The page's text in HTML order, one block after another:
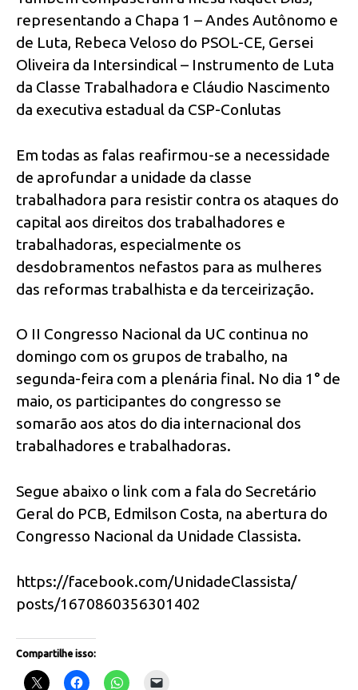
representando a Chapa 1 – Andes Autônomo e
de Luta, Rebeca Veloso do PSOL-CE, Gersei
Oliveira da Intersindical – Instrumento de Luta
da Classe Trabalhadora e Cláudio Nascimento
da executiva estadual da CSP-Conlutas
Em todas as falas reafirmou-se a necessidade
de aprofundar a unidade da classe
trabalhadora para resistir contra os ataques do
capital aos direitos dos trabalhadores e
trabalhadoras, especialmente os
desdobramentos nefastos para as mulheres
das reformas trabalhista e da terceirização.
O II Congresso Nacional da UC continua no
domingo com os grupos de trabalho, na
segunda-feira com a plenária final. No dia 1° de
maio, os participantes do congresso se
somarão aos atos do dia internacional dos
trabalhadores e trabalhadoras.
Segue abaixo o link com a fala do Secretário
Geral do PCB, Edmilson Costa, na abertura do
Congresso Nacional da Unidade Classista.
https://facebook.com/UnidadeClassista/
posts/1670860356301402
Compartilhe isso: